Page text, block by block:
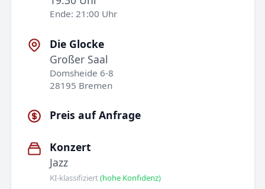
Ende: 21:00 Uhr
Die Glocke
Großer Saal
Domsheide 6-8
28195 Bremen
Preis auf Anfrage
Konzert
Jazz
KI-klassifiziert(hohe Konfidenz)